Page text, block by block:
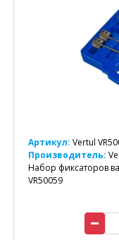
Артикул: Vertul
Производитель:
Набор фиксаторов
VR50059